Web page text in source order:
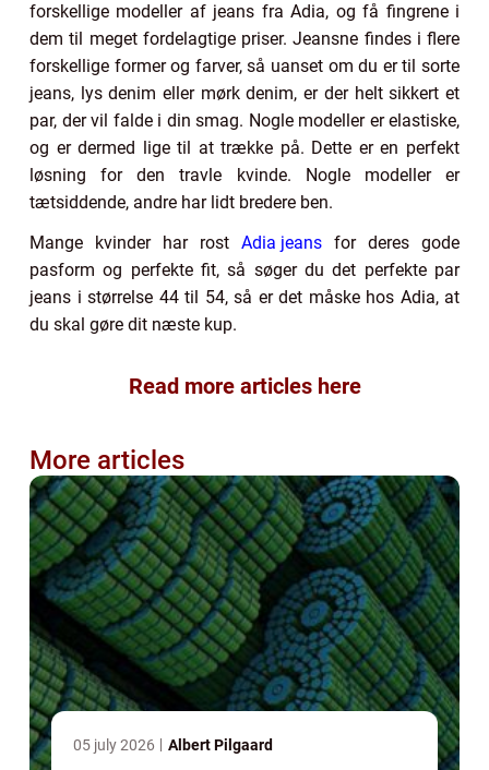
forskellige modeller af jeans fra Adia, og få fingrene i
dem til meget fordelagtige priser. Jeansne findes i flere
forskellige former og farver, så uanset om du er til sorte
jeans, lys denim eller mørk denim, er der helt sikkert et
par, der vil falde i din smag. Nogle modeller er elastiske,
og er dermed lige til at trække på. Dette er en perfekt
løsning for den travle kvinde. Nogle modeller er
tætsiddende, andre har lidt bredere ben.
Mange kvinder har rost Adia jeans for deres gode
pasform og perfekte fit, så søger du det perfekte par
jeans i størrelse 44 til 54, så er det måske hos Adia, at
du skal gøre dit næste kup.
Read more articles here
More articles
05 july 2026 Albert Pilgaard